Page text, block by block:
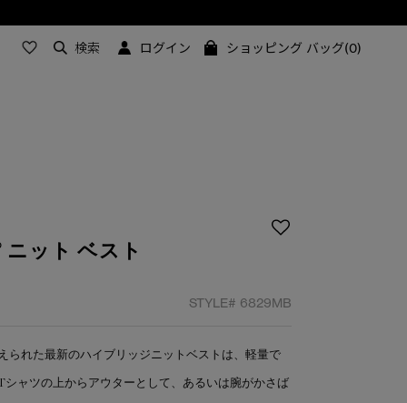
検索 ログイン ショッピング バッグ(0)
ット ベスト
STYLE# 6829MB
られた最新のハイブリッジニットベストは、軽量で
ャツの上からアウターとして、あるいは腕がかさば